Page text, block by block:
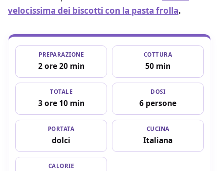
velocissima dei biscotti con la pasta frolla.
PREPARAZIONE
2 ore 20 min
COTTURA
50 min
TOTALE
3 ore 10 min
DOSI
6 persone
PORTATA
dolci
CUCINA
Italiana
CALORIE